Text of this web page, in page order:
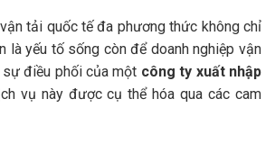
tải quốc tế đa phương thức không chỉ
là yếu tố sống còn để doanh nghiệp vận
điều phối của một công ty xuất nhập
vụ này được cụ thể hóa qua các cam